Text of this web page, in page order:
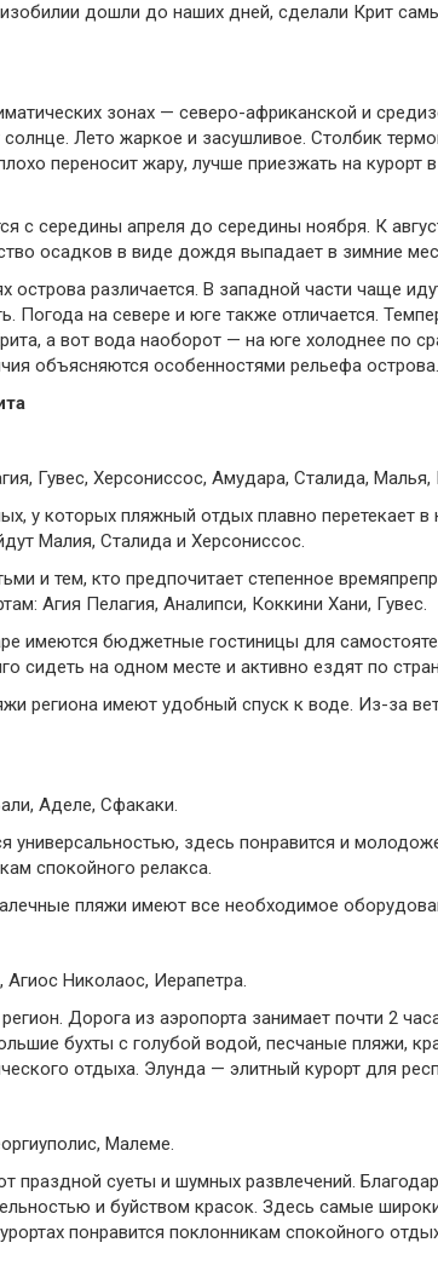
дошли до наших дней, сделали Крит
зонах — северо-африканской и
солнце. Лето жаркое и засушливое. Столбик
переносит жару, лучше приезжать на курорт
с середины апреля до середины ноября. К
осадков в виде дождя выпадает в зимние
острова различается. В западной части чаще
Погода на севере и юге также отличается.
а вот вода наоборот — на юге холоднее по
объясняются особенностями рельефа острова.
Гувес, Херсониссос, Амудара, Сталида, Малья,
у которых пляжный отдых плавно перетекает в
Малия, Сталида и Херсониссос.
и тем, кто предпочитает степенное
Агия Пелагия, Аналипси, Коккини Хани, Гувес.
имеются бюджетные гостиницы для
сидеть на одном месте и активно ездят по
региона имеют удобный спуск к воде. Из-за
Аделе, Сфакаки.
универсальностью, здесь понравится и
спокойного релакса.
пляжи имеют все необходимое
Агиос Николаос, Иерапетра.
Дорога из аэропорта занимает почти 2
бухты с голубой водой, песчаные пляжи,
отдыха. Элунда — элитный курорт для
Малеме.
праздной суеты и шумных развлечений.
и буйством красок. Здесь самые
понравится поклонникам спокойного